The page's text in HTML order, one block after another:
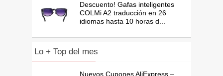
Descuento! Gafas inteligentes
COLMi A2 traducción en 26
idiomas hasta 10 horas d...
Lo + Top del mes
Nuevos Cupones AliExpress –